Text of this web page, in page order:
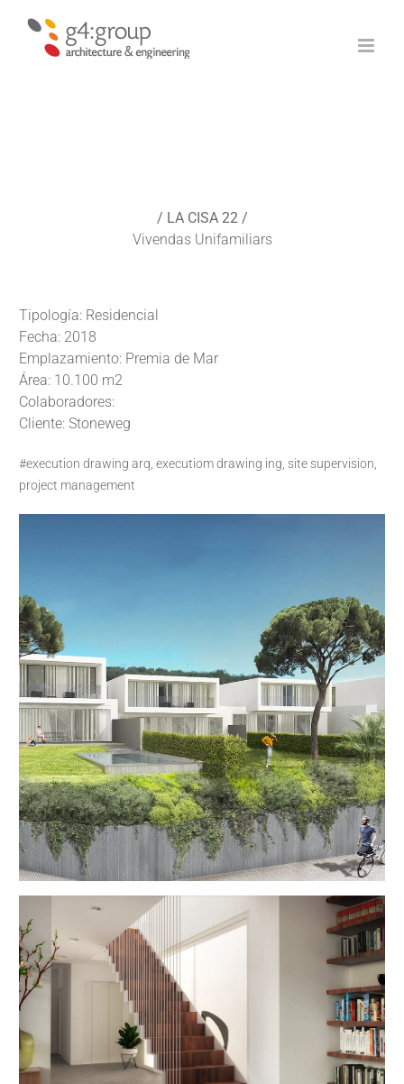
contenido
/ LA CISA 22 /
Vivendas Unifamiliars
Tipología: Residencial
Fecha: 2018
Emplazamiento: Premia de Mar
Área: 10.100 m2
Colaboradores:
Cliente: Stoneweg
#execution drawing arq, executiom drawing ing, site supervision,
project management